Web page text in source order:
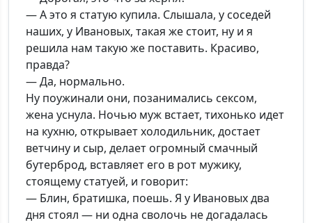
— А это я статую купила. Слышала, у соседей
наших, у Ивановых, такая же стоит, ну и я
решила нам такую же поставить. Красиво,
правда?
— Да, нормально.
Ну поужинали они, позанимались сексом,
жена уснула. Ночью муж встает, тихонько идет
на кухню, открывает холодильник, достает
ветчину и сыр, делает огромный смачный
бутерброд, вставляет его в рот мужику,
стоящему статуей, и говорит:
— Блин, братишка, поешь. Я у Ивановых два
дня стоял — ни одна сволочь не догадалась